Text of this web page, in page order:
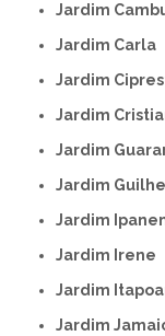
Jardim
Jardim Carla
Jardim
Jardim
Jardim
Jardim
Jardim
Jardim Irene
Jardim
Jardim